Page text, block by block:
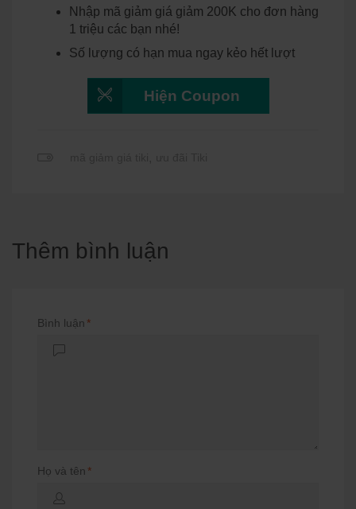
Nhập mã giảm giá giảm 200K cho đơn hàng
1 triệu các bạn nhé!
Số lượng có hạn mua ngay kẻo hết lượt
Hiện Coupon
Thêm bình luận
Bình luận *
Họ và tên *